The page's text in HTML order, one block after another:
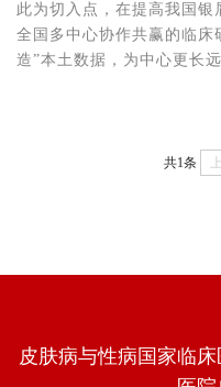
此为切入点，在提高我国
全国多中心协作共赢的临床
造”本土数据，为中心更长
共1条
皮肤病与性病国家临